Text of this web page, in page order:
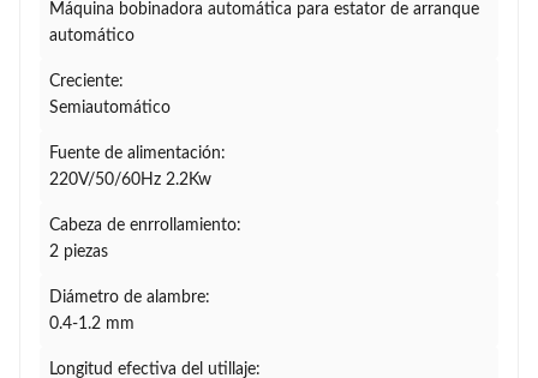
Máquina bobinadora automática para estator de arranque
automático
Creciente:
Semiautomático
Fuente de alimentación:
220V/50/60Hz 2.2Kw
Cabeza de enrrollamiento:
2 piezas
Diámetro de alambre:
0.4-1.2 mm
Longitud efectiva del utillaje: